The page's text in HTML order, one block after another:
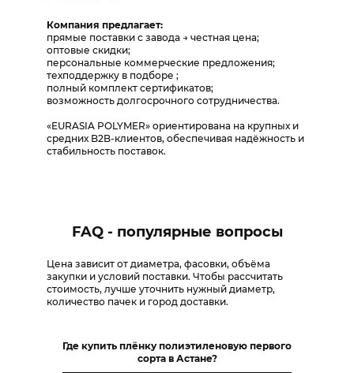
Компания предлагает:
прямые поставки с завода → честная цена;
оптовые скидки;
персональные коммерческие предложения;
техподдержку в подборе ;
полный комплект сертификатов;
возможность долгосрочного сотрудничества.
«EURASIA POLYMER» ориентирована на крупных и
средних B2B-клиентов, обеспечивая надёжность и
стабильность поставок.
FAQ - популярные вопросы
Цена зависит от диаметра, фасовки, объёма
закупки и условий поставки. Чтобы рассчитать
стоимость, лучше уточнить нужный диаметр,
количество пачек и город доставки.
Где купить плёнку полиэтиленовую первого
сорта в Астане?